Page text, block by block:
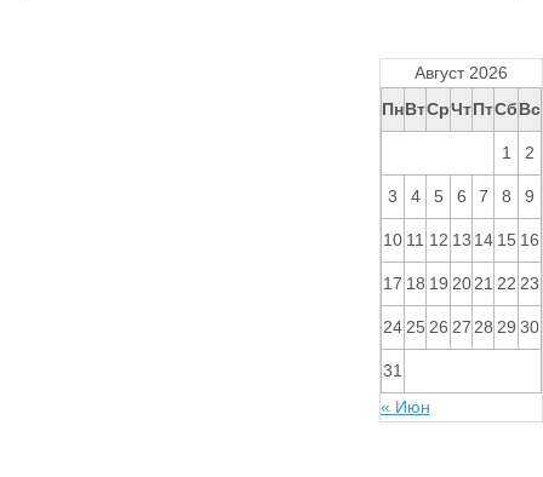
Август 2026
ПнВтСрЧтПтСбВс
1 2
3 4 5 6 7 8 9
10 11 12 13 14 15 16
17 18 19 20 21 22 23
24 25 26 27 28 29 30
31
« Июн